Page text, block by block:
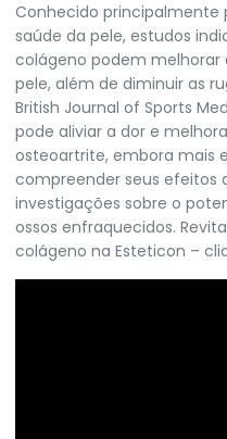
Conhecido principalmente
saúde da pele, estudos
colágeno podem melhorar
pele, além de diminuir as
British Journal of Sports
pode aliviar a dor e
osteoartrite, embora mais
compreender seus efeitos
investigações sobre o
ossos enfraquecidos.
colágeno na Esteticon –